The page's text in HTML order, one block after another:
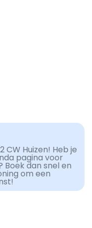
Huizen! Heb je
pagina voor
dan snel en
om een